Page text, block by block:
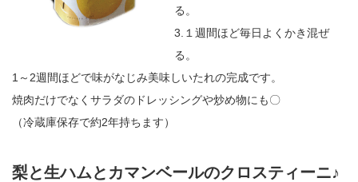
る。
3.１週間ほど毎日よくかき混ぜ
る。
1～2週間ほどで味がなじみ美味しいたれの完成です。
焼肉だけでなくサラダのドレッシングや炒め物にも〇
（冷蔵庫保存で約2年持ちます）
梨と生ハムとカマンベールのクロスティーニ♪